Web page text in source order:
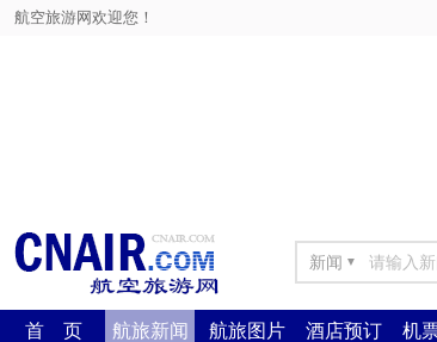
航空旅游网欢迎您！
新闻 ▼
首 页 航旅新闻 航旅图片 酒店预订 机